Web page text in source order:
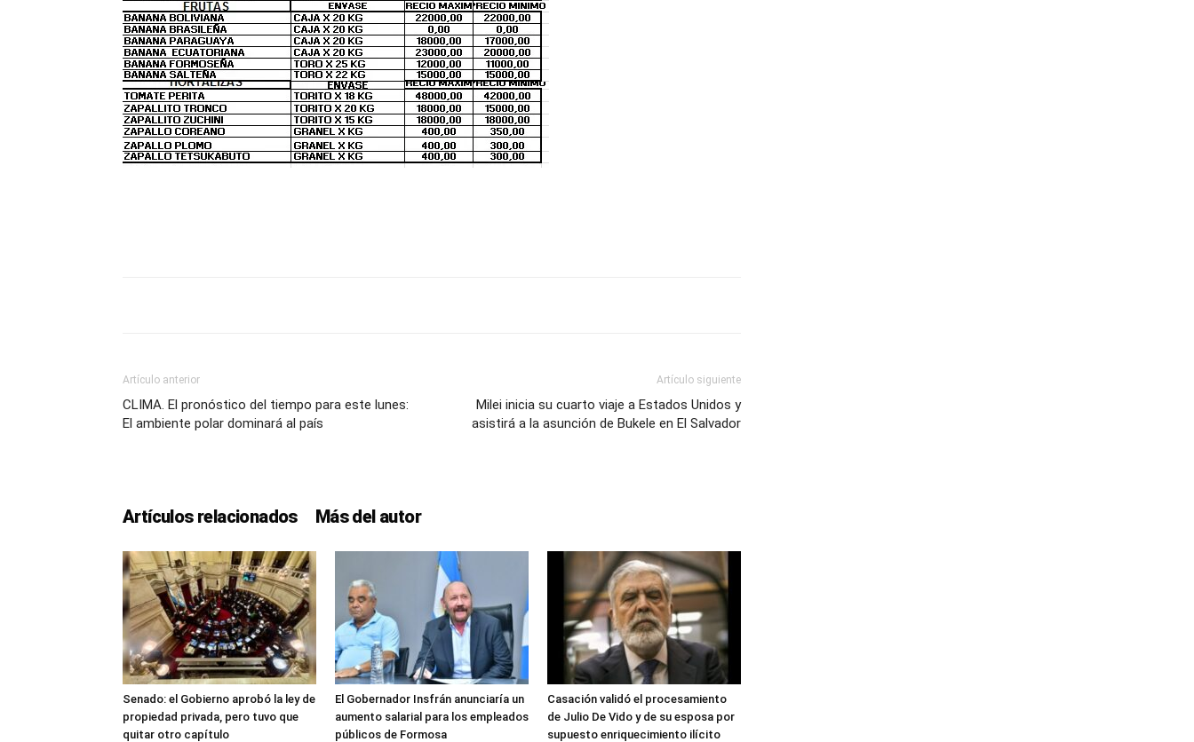
lo
se
Artículo anterior
CLIMA. El pronóstico del tiempo para este lunes:
El ambiente polar dominará al país
Artículo siguiente
Milei inicia su cuarto viaje a Estados Unidos y
asistirá a la asunción de Bukele en El Salvador
Artículos relacionados Más del autor
Senado: el Gobierno aprobó la ley de
propiedad privada, pero tuvo que
quitar otro capítulo
El Gobernador Insfrán anunciaría un
aumento salarial para los empleados
públicos de Formosa
Casación validó el procesamiento
de Julio De Vido y de su esposa por
supuesto enriquecimiento ilícito